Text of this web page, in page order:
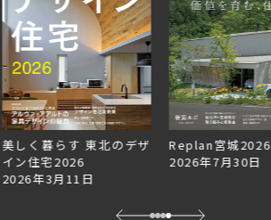
美しく暮らす 東北のデザ
イン住宅2026
2026年3月11日
Replan宮城2026
2026年7月30日